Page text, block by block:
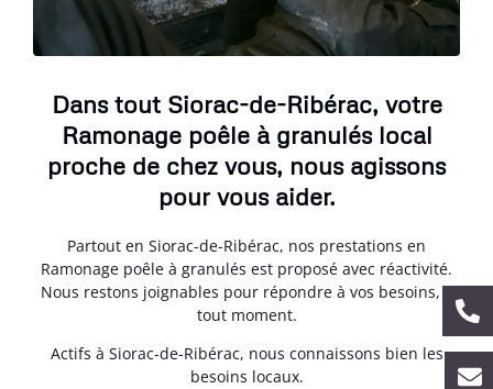
Dans tout Siorac-de-Ribérac, votre
Ramonage poêle à granulés local
proche de chez vous, nous agissons
pour vous aider.
Partout en Siorac-de-Ribérac, nos prestations en
Ramonage poêle à granulés est proposé avec réactivité.
Nous restons joignables pour répondre à vos besoins, à
tout moment.
Actifs à Siorac-de-Ribérac, nous connaissons bien les
besoins locaux.